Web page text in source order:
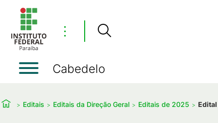
⋮
Cabedelo
Editais Editais da Direção Geral Editais de 2025